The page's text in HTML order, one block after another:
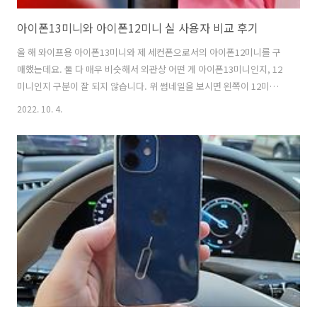
아이폰13미니와 아이폰12미니 실 사용자 비교 후기
올 해 와이프용 아이폰13미니와 제 세컨폰으로서의 아이폰12미니를 구
매했는데요. 둘 다 매우 비슷해서 외관상 어떤 게 아이폰13미니인지, 12
미니인지 구분이 잘 되지 않습니다. 위 썸네일을 보시면 왼쪽이 12미니,
오픈쪽이 13미니인데요. 아무리 아이폰 유저라 해도 직접 써 보지 않는
다. 세로 131.5mm × 가로 64.2mm 입니다. 두께만 아이폰 12미니가
7.4mm로 살짝 얇은데요. 거의 차이를 느낄 수 없는 수준입니다. 어쨋든
제가 세컨폰으로 사용하고 있는 아이폰12미니가 아이폰 시리즈 중 가장
작고 가벼운 모델이네요. 갤럭시폴드폰 들다가 아이폰12미니 들면 정말
가볍게 느껴집니다. 깃털처럼... 아이폰이라 그럴까요. 전작..
2022. 10. 4.